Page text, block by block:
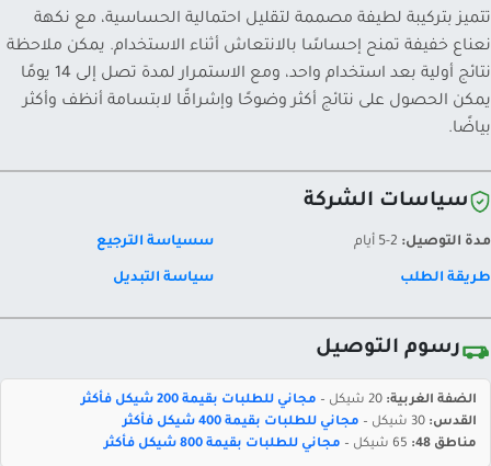
تتميز بتركيبة لطيفة مصممة لتقليل احتمالية الحساسية، مع نكهة
نعناع خفيفة تمنح إحساسًا بالانتعاش أثناء الاستخدام. يمكن ملاحظة
نتائج أولية بعد استخدام واحد، ومع الاستمرار لمدة تصل إلى 14 يومًا
يمكن الحصول على نتائج أكثر وضوحًا وإشراقًا لابتسامة أنظف وأكثر
بياضًا.
سياسات الشركة
مدة التوصيل: سسياسة الترجيع
طريقة الطلب سياسة التبديل
رسوم التوصيل
الضفة الغربية:
مجاني للطلبات بقيمة 200 شيكل فأكثر
القدس:
مجاني للطلبات بقيمة 400 شيكل فأكثر
مناطق 48:
مجاني للطلبات بقيمة 800 شيكل فأكثر